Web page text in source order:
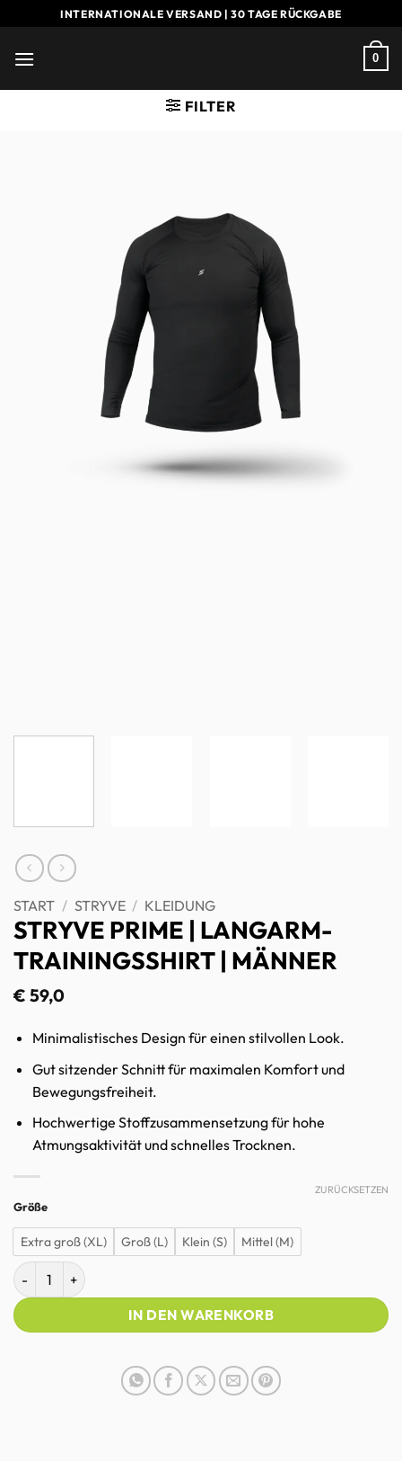
Inhalt
springen
INTERNATIONALE VERSAND | 30 TAGE RÜCKGABE
0
FILTER
START / STRYVE / KLEIDUNG
STRYVE PRIME | LANGARM-
TRAININGSSHIRT | MÄNNER
€ 59,0
Minimalistisches Design für einen stilvollen Look.
Gut sitzender Schnitt für maximalen Komfort und
Bewegungsfreiheit.
Hochwertige Stoffzusammensetzung für hohe
Atmungsaktivität und schnelles Trocknen.
Größe
Extra groß (XL) Groß (L) Klein (S) Mittel (M)
ZURÜCKSETZEN
STRYVE Prime | Langarm-Trainingsshirt | Männer Menge
IN DEN WARENKORB